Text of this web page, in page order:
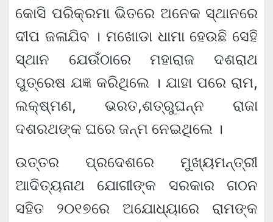
କୋସି ପରିକ୍ରମା ଭିତରେ ଅନେକ ସ୍ଥାନରେ
ଦୀପ ଜଳାଯିବ । ମଖୋଡା ଧାମା ହେଉଛି ସେହି
ସ୍ଥାନ ଯେଉଁଠାରେ ମହାରାଜ ଦଶରାଥ
ପୁତ୍ରେଷ ଯଜ୍ଞ କରିଥିଲେ । ଯାହା ପରେ ରାମ,
ଲକ୍ଷ୍ମଣ, ଭରତ,ଶତ୍ରୁଘନ୍ନ ରାଜା
ଦଶରଥଙ୍କ ଘରେ ଜନ୍ମ ନେଇଥିଲେ ।
ଉତ୍ତର ପ୍ରଦେଶରେ ମୁଖ୍ୟମନ୍ତ୍ରୀ
ଆଦିତ୍ୟନାଥ ଯୋଗୀଙ୍କ ସରକାର ଗଠନ
ସହିତ ୨୦୧୭ରେ ଅଯୋଧ୍ୟାରେ ରାମଙ୍କ